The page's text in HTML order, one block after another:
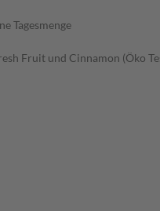
Tagesmenge
Fruit und Cinnamon (Öko